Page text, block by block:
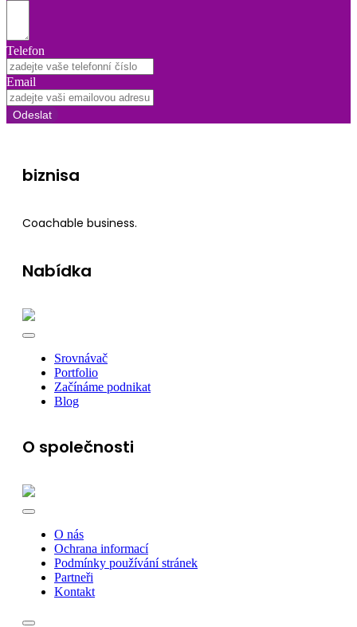
Telefon
Email
Odeslat
biznisa
Coachable business.
Nabídka
Srovnávač
Portfolio
Začínáme podnikat
Blog
O společnosti
O nás
Ochrana informací
Podmínky používání stránek
Partneři
Kontakt